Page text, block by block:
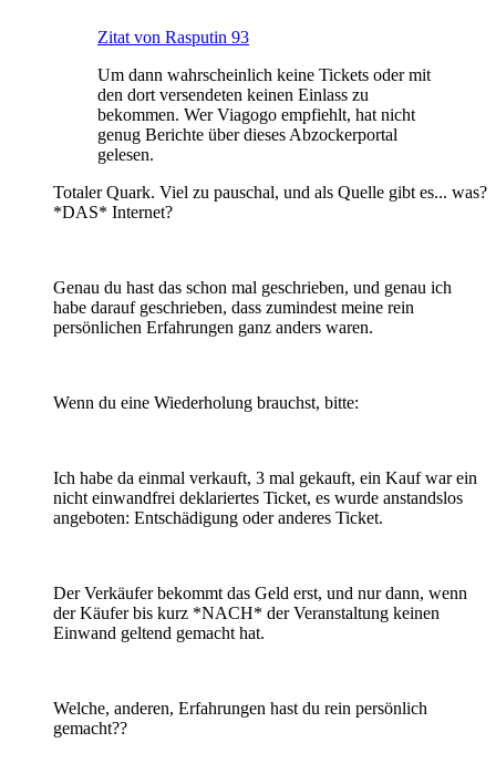
Zitat von Rasputin 93
Um dann wahrscheinlich keine Tickets oder mit
den dort versendeten keinen Einlass zu
bekommen. Wer Viagogo empfiehlt, hat nicht
genug Berichte über dieses Abzockerportal
gelesen.
Totaler Quark. Viel zu pauschal, und als Quelle gibt es... was?
*DAS* Internet?
Genau du hast das schon mal geschrieben, und genau ich
habe darauf geschrieben, dass zumindest meine rein
persönlichen Erfahrungen ganz anders waren.
Wenn du eine Wiederholung brauchst, bitte:
Ich habe da einmal verkauft, 3 mal gekauft, ein Kauf war ein
nicht einwandfrei deklariertes Ticket, es wurde anstandslos
angeboten: Entschädigung oder anderes Ticket.
Der Verkäufer bekommt das Geld erst, und nur dann, wenn
der Käufer bis kurz *NACH* der Veranstaltung keinen
Einwand geltend gemacht hat.
Welche, anderen, Erfahrungen hast du rein persönlich
gemacht??